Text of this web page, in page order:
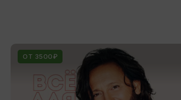
ОТ 3500₽